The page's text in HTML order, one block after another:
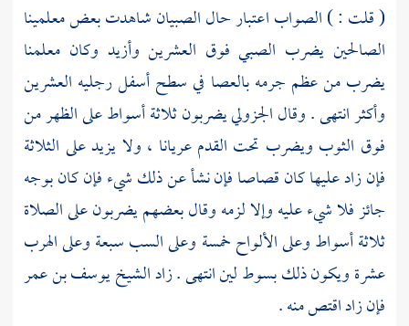
( قلت : ) الصواب اعتبار حال الصبيان شاهدت بعض معلمينا
الصالحين يضرب الصبي فوق العشرين وأزيد وكان معلمنا
يضرب من عظم جرمه بالعصا في سطح أسفل رجليه العشرين
وأكثر انتهى . وقالالجزولييضربون ثلاثة أسواط على الظهر من
فوق الثوب ويضرب تحت القدم عريانا ، ولا يزيد على الثلاثة
فإن زاد عليها كان قصاصا فإن نشأ عن ذلك شيء فإن كان بوجه
جائز فلا شيء عليه وإلا لزمه وقال بعضهم يضربون على الصلاة
ثلاثة أسواط وعلى الألواح خمسة وعلى السب سبعة وعلى الهرب
عشرة ويكون ذلك بسوط لين انتهى . زاد الشيخيوسف بن عمر
فإن زاد اقتص منه .